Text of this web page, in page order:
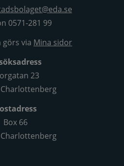
0571-281 99
görs via Mina sidor
23
Charlottenberg
Box 66
Charlottenberg